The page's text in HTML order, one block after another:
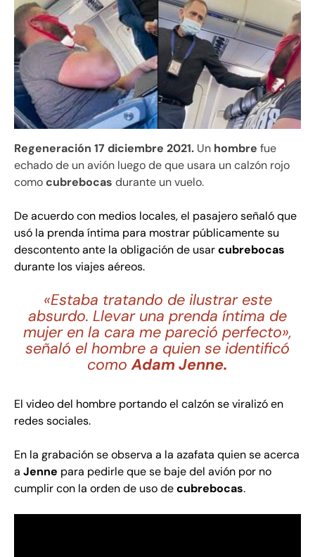
Regeneración 17 diciembre 2021. Un hombre fue
echado de un avión luego de que usara un calzón rojo
comocubrebocas durante un vuelo.
De acuerdo con medios locales, el pasajero señaló que
usó la prenda íntima para mostrar públicamente su
descontento ante la obligación de usarcubrebocas
durante los viajes aéreos.
«Estaba tratando de ilustrar este
absurdo. Llevar una prenda íntima de
mujer en la cara me pareció perfecto»,
señaló el hombre a quien se identificó
comoAdam Jenne.
El video del hombre portando el calzón se viralizó en
redessociales.
En la grabaciónse observa a la azafata quien se acerca
a Jenne para pedirle que se baje del avión por no
cumplir con la orden de uso decubrebocas.